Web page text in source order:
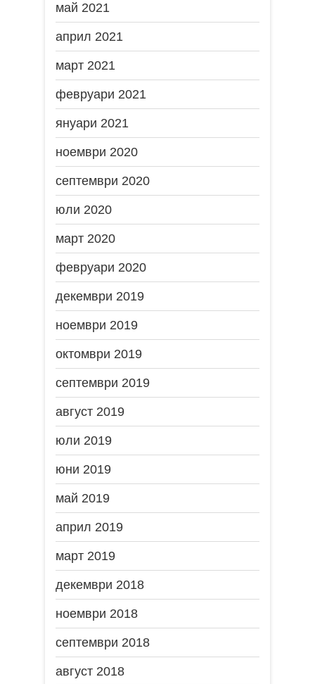
май 2021
април 2021
март 2021
февруари 2021
януари 2021
ноември 2020
септември 2020
юли 2020
март 2020
февруари 2020
декември 2019
ноември 2019
октомври 2019
септември 2019
август 2019
юли 2019
юни 2019
май 2019
април 2019
март 2019
декември 2018
ноември 2018
септември 2018
август 2018